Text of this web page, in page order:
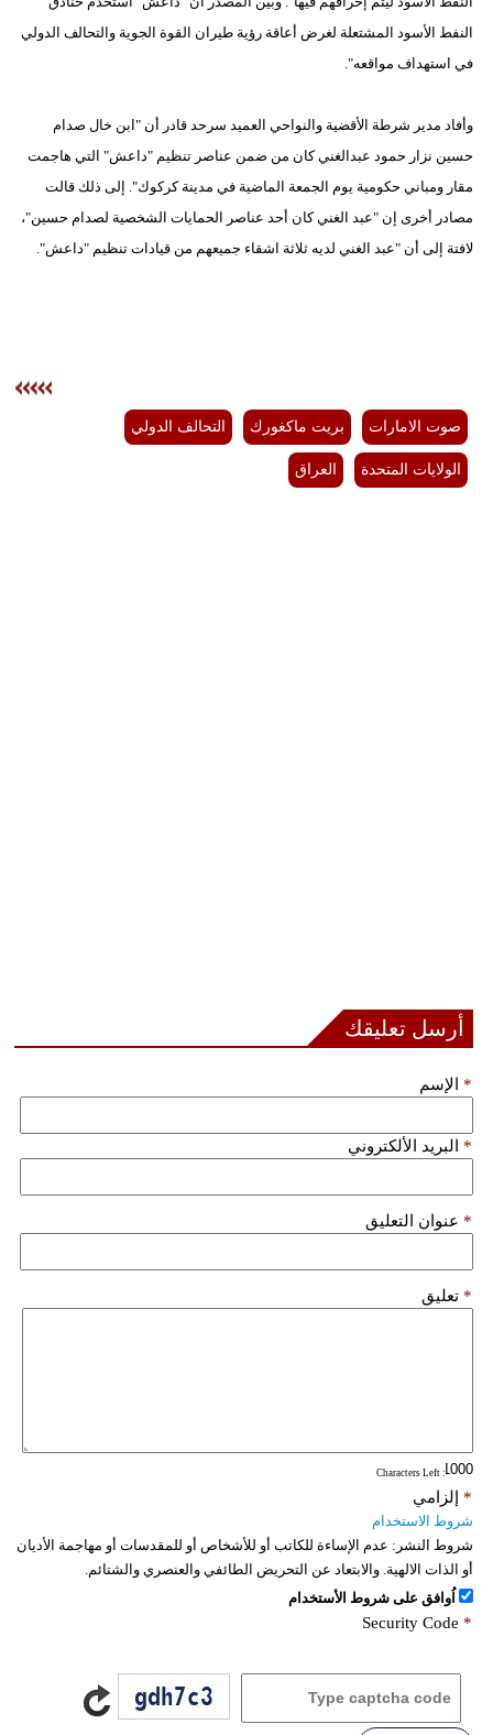
النفط الأسود المشتعلة لغرض أعاقة رؤية طيران القوة الجوية والتحالف الدولي
في استهداف مواقعه".
وأفاد مدير شرطة الأقضية والنواحي العميد سرحد قادر أن "ابن خال صدام
حسين نزار حمود عبدالغني كان من ضمن عناصر تنظيم "داعش" التي هاجمت
مقار ومباني حكومية يوم الجمعة الماضية في مدينة كركوك". إلى ذلك قالت
مصادر أخرى إن "عبد الغني كان أحد عناصر الحمايات الشخصية لصدام حسين"،
لافتة إلى أن "عبد الغني لديه ثلاثة اشقاء جميعهم من قيادات تنظيم "داعش".
صوت الامارات بريت ماكغورك التحالف الدولي
الولايات المتحدة العراق
أرسل تعليقك
الإسم *
البريد الألكتروني *
عنوان التعليق *
تعليق *
: Characters Left
إلزامي *
شروط الاستخدام
شروط النشر: عدم الإساءة للكاتب أو للأشخاص أو للمقدسات أو مهاجمة الأديان
أو الذات الالهية. والابتعاد عن التحريض الطائفي والعنصري والشتائم.
اُوافق على شروط الأستخدام
Security Code *